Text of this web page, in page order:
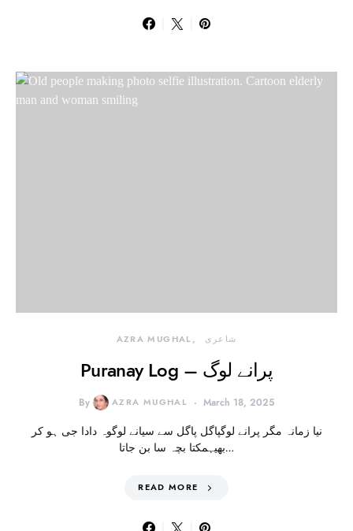
AZRA MUGHAL شاعری
Puranay Log – پرانے لوگ
By AZRA MUGHAL March 18, 2025
نیا زمانہ مگر پرانے لوگپاگل پاگل سے سیانے لوگوہ دادا جی ہو کر
بھیہمکتا بچہ سا بن جاتا…
READ MORE